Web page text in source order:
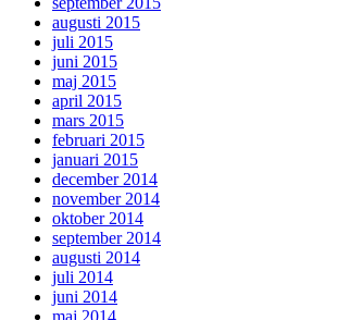
augusti 2015
juli 2015
juni 2015
maj 2015
april 2015
mars 2015
februari 2015
januari 2015
december 2014
november 2014
oktober 2014
september 2014
augusti 2014
juli 2014
juni 2014